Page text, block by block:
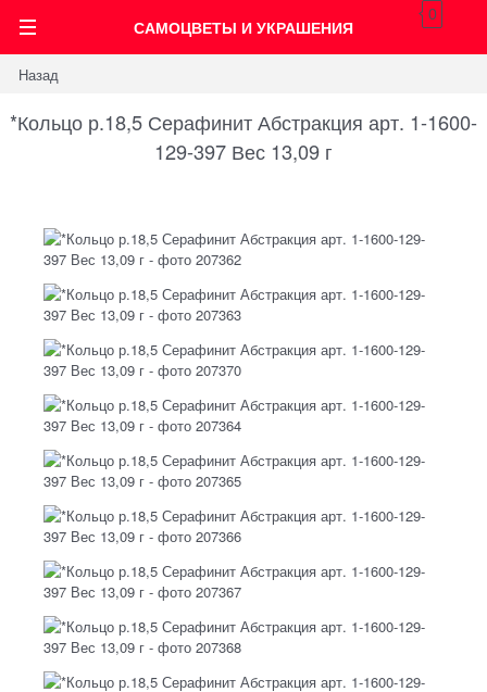
САМОЦВЕТЫ И УКРАШЕНИЯ
0
Назад
*Кольцо р.18,5 Серафинит Абстракция арт. 1-1600-
129-397 Вес 13,09 г